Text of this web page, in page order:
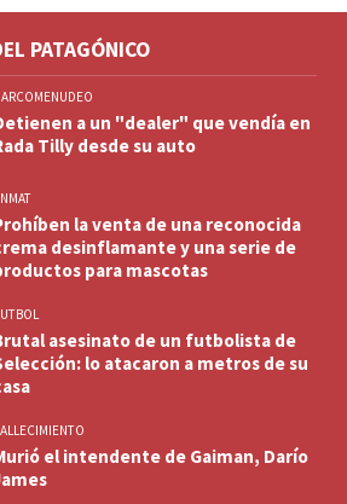
PATAGÓNICO
a un "dealer" que vendía en
Tilly desde su auto
la venta de una reconocida
desinflamante y una serie de
para mascotas
asesinato de un futbolista de
lo atacaron a metros de su
el intendente de Gaiman, Darío